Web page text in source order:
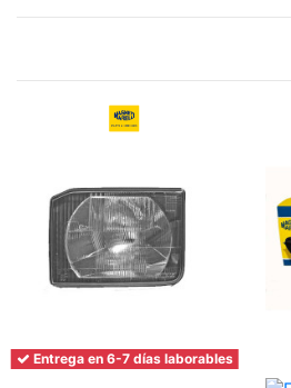
Entrega en 6-7 días laborables